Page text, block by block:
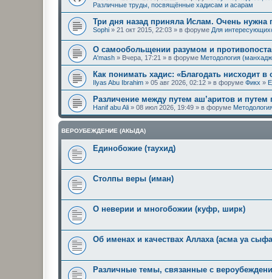
Различные труды, посвящённые хадисам и асарам
Три дня назад приняла Ислам. Очень нужна
Sophi » 21 окт 2015, 22:03 » в форуме Для
О самообольщении разумом и
A'mash » Вчера, 17:21 » в форуме Методология
Как понимать хадис: «Благодать нисходит
Ilyas Abu Ibrahim » 05 авг 2026, 02:12 » в форуме Фикх »
Различение между путем аш’аритов и
Hanif abu Ali » 08 июл 2026, 19:49 » в форуме
ВЕРОУБЕЖДЕНИЕ (АКЫДА)
Единобожие (таухид)
Столпы веры (иман)
О неверии и многобожии (куфр, ширк)
Об именах и качествах Аллаха (асма уа
Различные темы, связанные с